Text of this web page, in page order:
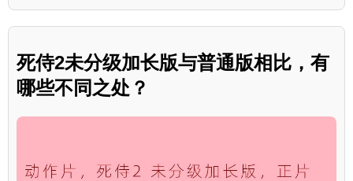
死侍2未分级加长版与普通版相比，有
哪些不同之处？